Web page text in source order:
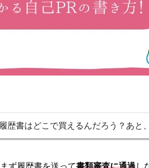
歴書はどこで買えるんだろう？あと
ず履歴書を送って書類審査に通過し